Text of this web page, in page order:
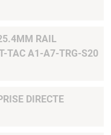
RAIL
TAC A1-A7-TRG-S20
DIRECTE